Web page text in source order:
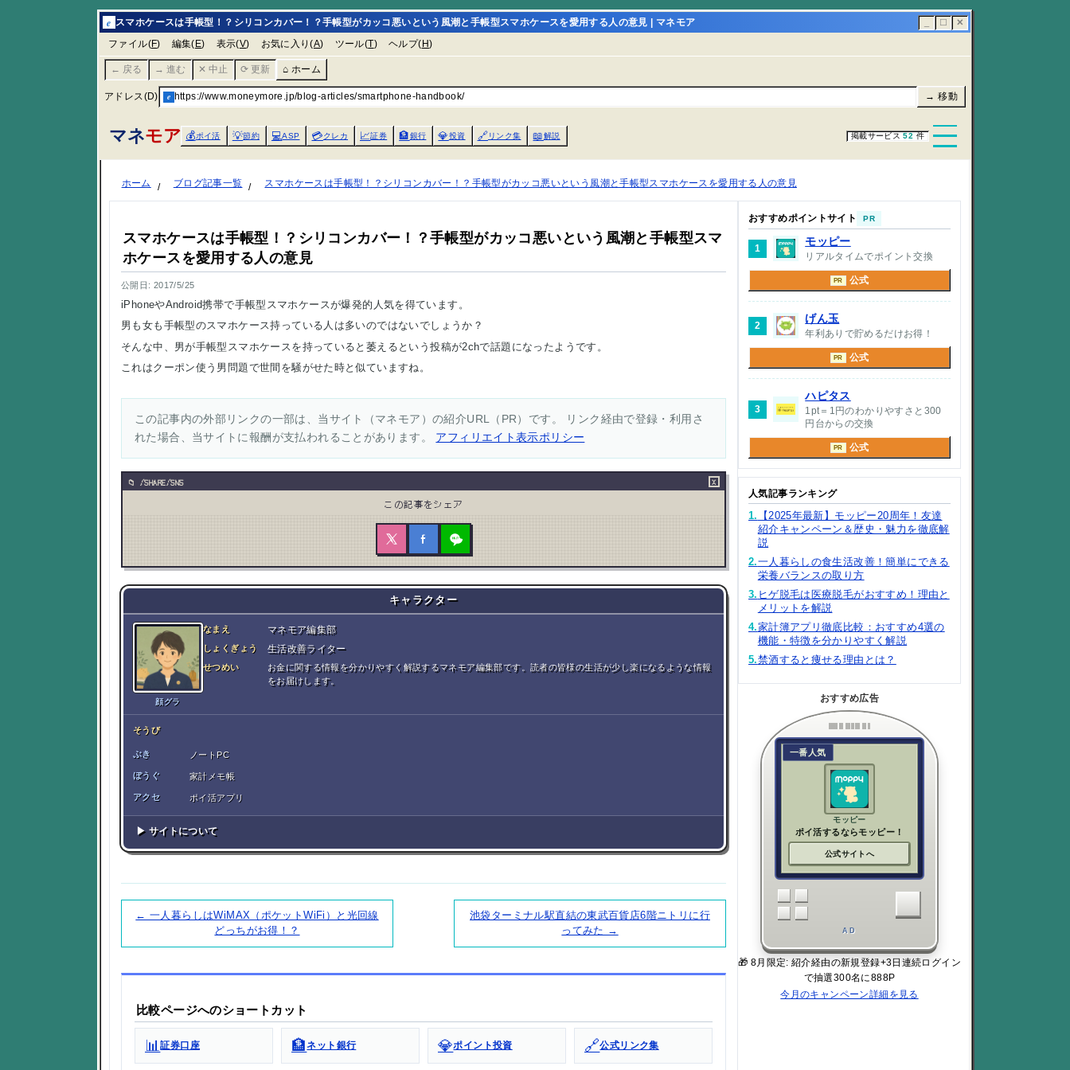
e スマホケースは手帳型！？シリコンカバー！？手帳型がカッコ悪いという風潮と手帳型スマホケースを愛用する人の意見 | マネモア ☐ ✕
ファイル(F) 編集( E) 表示(V) お気に入り(A) ツール(T) ヘルプ( H)
← 戻る → 進む ✕ 中止 ⟳ 更新 ⌂ ホーム
アドレス(D) e https://www.moneymore.jp/blog-articles/smartphone-handbook/ → 移動
マネモア 💰ポイ活 💡節約 💻ASP 💳クレカ 📈証券 🏦銀行 💎投資 🔗リンク集 📖解説 掲載サービス52 件
ホーム ブログ記事一覧 スマホケースは手帳型！？シリコンカバー！？手帳型がカッコ悪いという風潮と手帳型スマホケースを愛用する人の意見
スマホケースは手帳型！？シリコンカバー！？手帳型がカッコ悪いという風潮と手帳型スマ
ホケースを愛用する人の意見
公開日: 2017/5/25
iPhoneやAndroid携帯で手帳型スマホケースが爆発的人気を得ています。
男も女も手帳型のスマホケース持っている人は多いのではないでしょうか？
そんな中、男が手帳型スマホケースを持っていると萎えるという投稿が2chで話題になったようです。
これはクーポン使う男問題で世間を騒がせた時と似ていますね。
この記事内の外部リンクの一部は、当サイト（マネモア）の紹介URL（PR）です。 リンク経由で登録・利用さ
れた場合、当サイトに報酬が支払われることがあります。 アフィリエイト表示ポリシー
/SHARE/SNS ×
この記事をシェア
キャラクター
顔グラ
なまえ マネモア編集部
しょくぎょう 生活改善ライター
せつめい
お金に関する情報を分かりやすく解説するマネモア編集部です。読者の皆様の生活が少し楽になるような情報
をお届けします。
そうび
ぶき ノートPC
ぼうぐ 家計メモ帳
アクセ ポイ活アプリ
▶ サイトについて
← 一人暮らしはWiMAX（ポケットWiFi）と光回線
どっちがお得！？
池袋ターミナル駅直結の東武百貨店6階ニトリに行
ってみた →
比較ページへのショートカット
📊証券口座 🏦ネット銀行 💎ポイント投資 🔗公式リンク集
おすすめポイントサイト PR
1
モッピー
リアルタイムでポイント交換
PR 公式
2
げん玉
年利ありで貯めるだけお得！
PR 公式
3
ハピタス
1pt＝1円のわかりやすさと300
円台からの交換
PR 公式
人気記事ランキング
1.
【2025年最新】モッピー20周年！友達
紹介キャンペーン＆歴史・魅力を徹底解
説
2.一人暮らしの食生活改善！簡単にできる
栄養バランスの取り方
3. ヒゲ脱毛は医療脱毛がおすすめ！理由と
メリットを解説
4.家計簿アプリ徹底比較：おすすめ4選の
機能・特徴を分かりやすく解説
5.禁酒すると痩せる理由とは？
おすすめ広告
一番人気
モッピー
ポイ活するならモッピー！
公式サイトへ
AD
🎁 8月限定: 紹介経由の新規登録+3日連続ログイン
で抽選300名に888P
今月のキャンペーン詳細を見る